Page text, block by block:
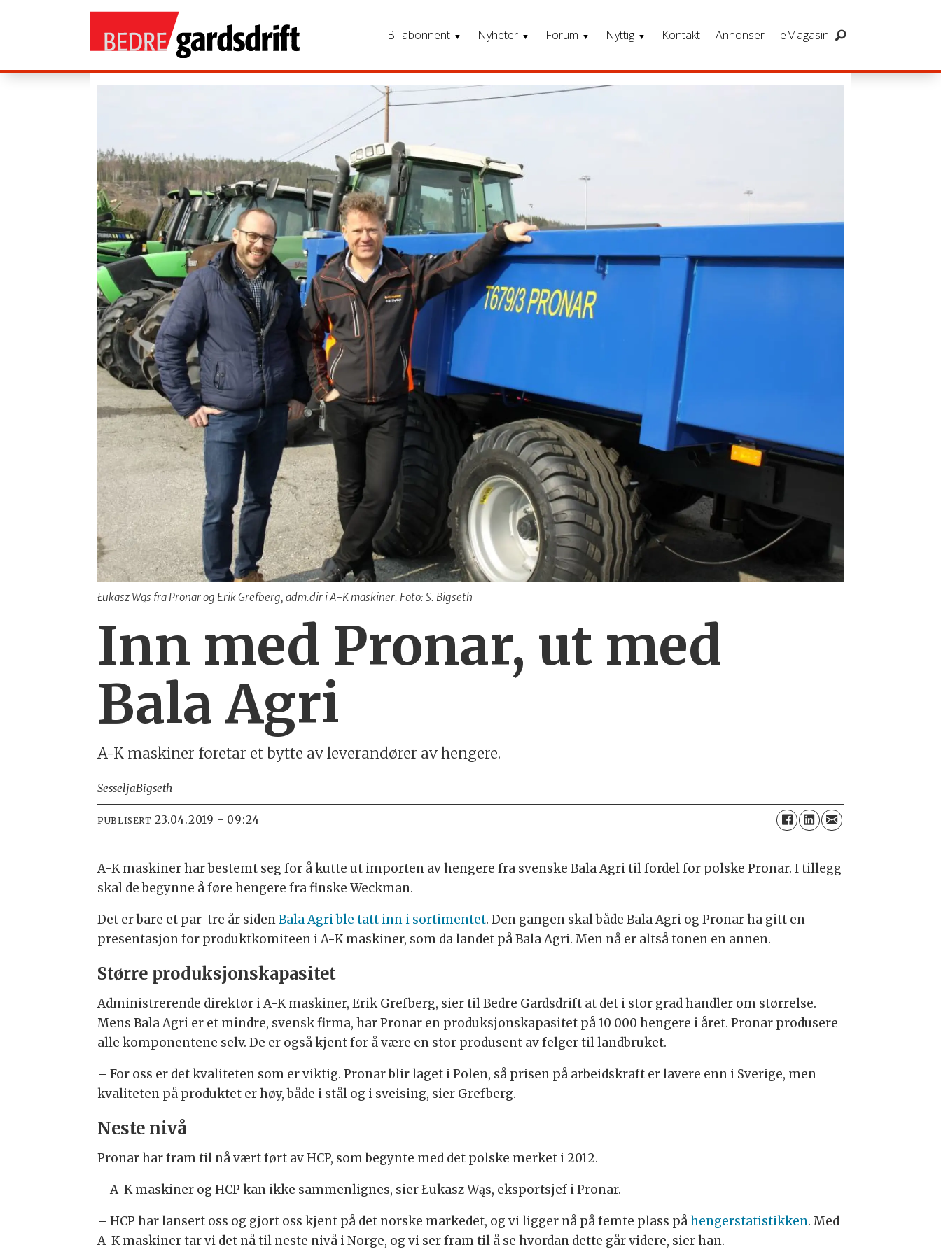
Bli abonnent Nyheter Forum Nyttig Kontakt Annonser eMagasin
Łukasz Wąs fra Pronar og Erik Grefberg, adm.dir i A-K maskiner. Foto: S. Bigseth
Inn med Pronar, ut med
Bala Agri
A-K maskiner foretar et bytte av leverandører av hengere.
SesseljaBigseth
PUBLISERT 23.04.2019 - 09:24
A-K maskiner har bestemt seg for å kutte ut importen av hengere fra svenske Bala Agri til fordel for polske Pronar. I tillegg
skal de begynne å føre hengere fra finske Weckman.
Det er bare et par-tre år sidenBala Agri ble tatt inn i sortimentet. Den gangen skal både Bala Agri og Pronar ha gitt en
presentasjon for produktkomiteen i A-K maskiner, som da landet på Bala Agri. Men nå er altså tonen en annen.
Større produksjonskapasitet
Administrerende direktør i A-K maskiner, Erik Grefberg, sier til Bedre Gardsdrift at det i stor grad handler om størrelse.
Mens Bala Agri er et mindre, svensk firma, har Pronar en produksjonskapasitet på 10 000 hengere i året. Pronar produsere
alle komponentene selv. De er også kjent for å være en stor produsent av felger til landbruket.
– For oss er det kvaliteten som er viktig. Pronar blir laget i Polen, så prisen på arbeidskraft er lavere enn i Sverige, men
kvaliteten på produktet er høy, både i stål og i sveising, sier Grefberg.
Neste nivå
Pronar har fram til nå vært ført av HCP, som begynte med det polske merket i 2012.
– A-K maskiner og HCP kan ikke sammenlignes, sier Łukasz Wąs, eksportsjef i Pronar.
– HCP har lansert oss og gjort oss kjent på det norske markedet, og vi ligger nå på femte plass påhengerstatistikken. Med
A-K maskiner tar vi det nå til neste nivå i Norge, og vi ser fram til å se hvordan dette går videre, sier han.